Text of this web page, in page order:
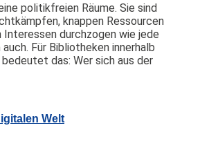
politikfreien Räume. Sie sind
knappen Ressourcen
Interessen durchzogen wie jede
Für Bibliotheken innerhalb
das: Wer sich aus der
Welt